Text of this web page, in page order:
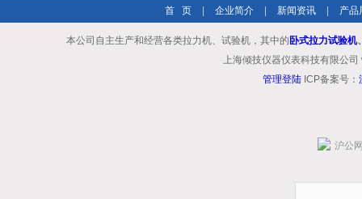
首 页 企业简介 新闻资讯 产品
本公司自主生产和经营各类拉力机、试验机，其中的 卧式拉力试验机
上海倾技仪器仪表科技有限公
管理登陆 ICP备案号：
沪公